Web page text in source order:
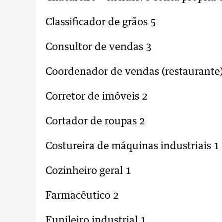
Classificador de grãos 5
Consultor de vendas 3
Coordenador de vendas
Corretor de imóveis 2
Cortador de roupas 2
Costureira de máquinas industriais 1
Cozinheiro geral 1
Farmacêutico 2